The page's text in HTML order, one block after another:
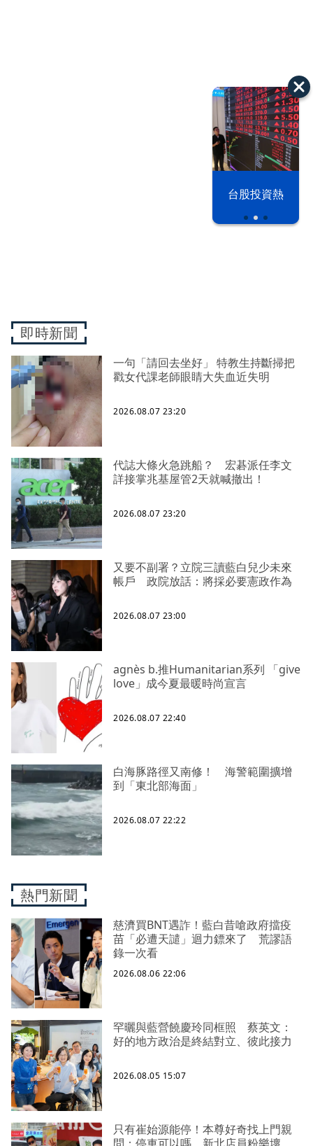
台股投資熱
即時新聞
一句「請回去坐好」 特教生持斷掃把
戳女代課老師眼睛大失血近失明
2026.08.07 23:20
代誌大條火急跳船？ 宏碁派任李文
詳接掌兆基屋管2天就喊撤出！
2026.08.07 23:20
又要不副署？立院三讀藍白兒少未來
帳戶 政院放話：將採必要憲政作為
2026.08.07 23:00
agnès b.推Humanitarian系列 「give
love」成今夏最暖時尚宣言
2026.08.07 22:40
白海豚路徑又南修！ 海警範圍擴增
到「東北部海面」
2026.08.07 22:22
熱門新聞
慈濟買BNT遇詐！藍白昔嗆政府擋疫
苗「必遭天譴」迴力鏢來了 荒謬語
錄一次看
2026.08.06 22:06
罕曬與藍營饒慶玲同框照 蔡英文：
好的地方政治是終結對立、彼此接力
2026.08.05 15:07
只有崔始源能停！本尊好奇找上門親